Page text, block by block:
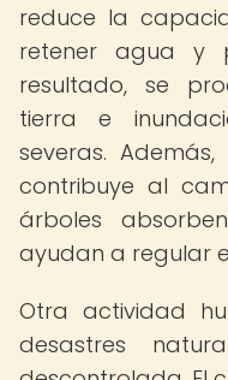
reduce la
retener agua y
resultado, se
tierra e
severas.
contribuye al
árboles
ayudan a regular
Otra actividad
desastres